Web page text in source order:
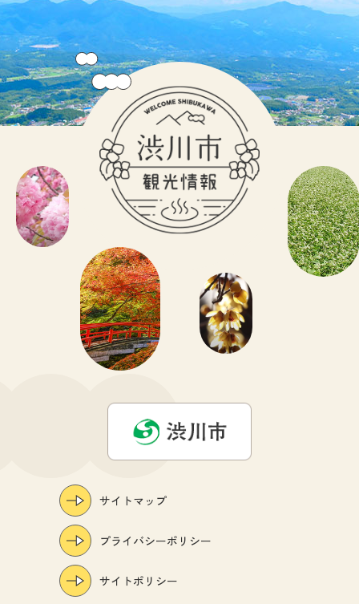
サイトマップ
プライバシーポリシー
サイトポリシー